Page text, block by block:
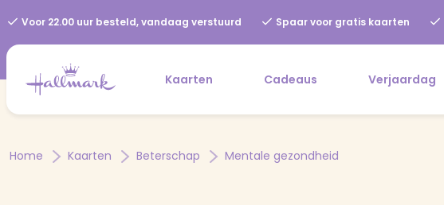
Voor 22.00 uur besteld, vandaag verstuurd Spaar voor gratis kaarten
Kaarten Cadeaus Verjaardag
Home Kaarten Beterschap Mentale gezondheid